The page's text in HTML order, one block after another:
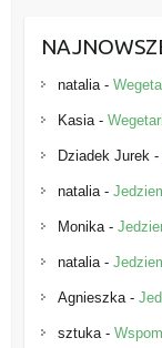
natalia-
Kasia-
Dziadek Jurek-
natalia-
Monika-
natalia-
Agnieszka-
sztuka-